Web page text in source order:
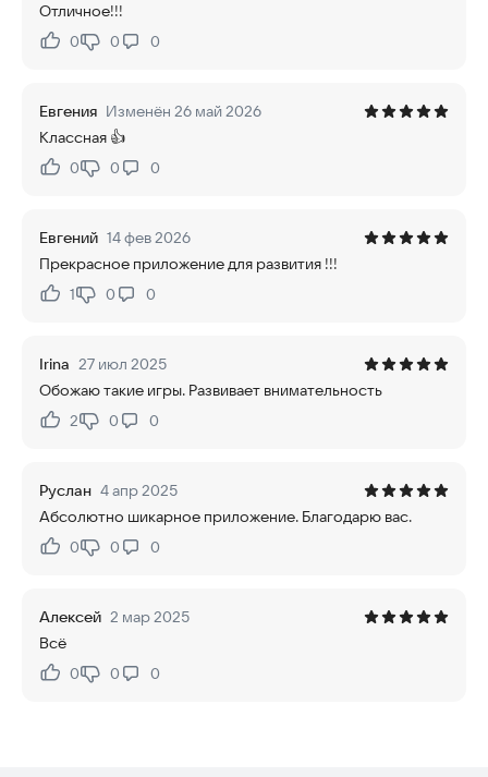
Отличное!!!
Нравится:
0Не нравится:
0 0
Евгения Изменён 26 май 2026
Классная 👍
Нравится:
0Не нравится:
0 0
Евгений 14 фев 2026
Прекрасное приложение для развития !!!
Нравится:
1Не нравится:
0 0
Irina 27 июл 2025
Обожаю такие игры. Развивает внимательность
Нравится:
2Не нравится:
0 0
Руслан 4 апр 2025
Абсолютно шикарное приложение. Благодарю вас.
Нравится:
0Не нравится:
0 0
Алексей 2 мар 2025
Всё
Нравится:
0Не нравится:
0 0